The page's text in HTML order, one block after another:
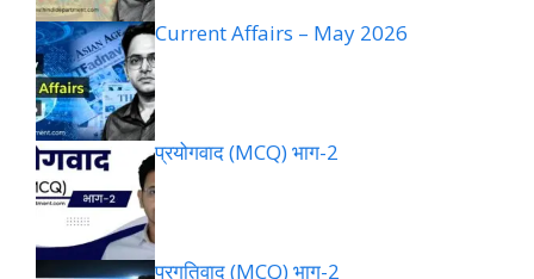
Current Affairs – May 2026
प्रयोगवाद (MCQ) भाग-2
प्रगतिवाद (MCQ) भाग-2